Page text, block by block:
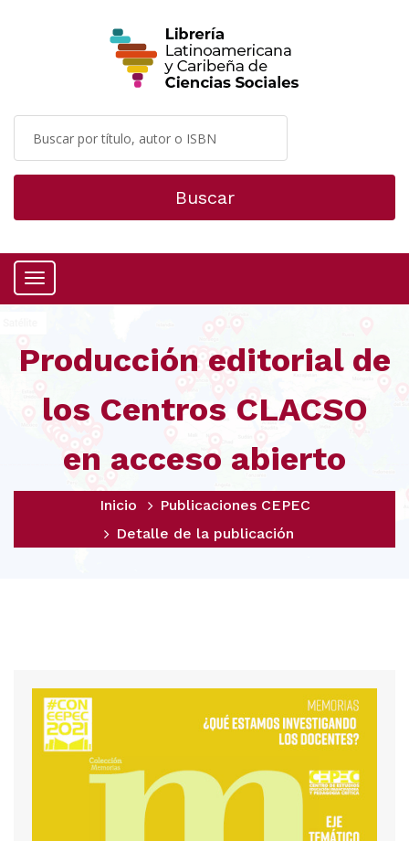
Buscar
Menú
Producción editorial de
los Centros CLACSO
en acceso abierto
Inicio
Publicaciones CEPEC
Detalle de la publicación